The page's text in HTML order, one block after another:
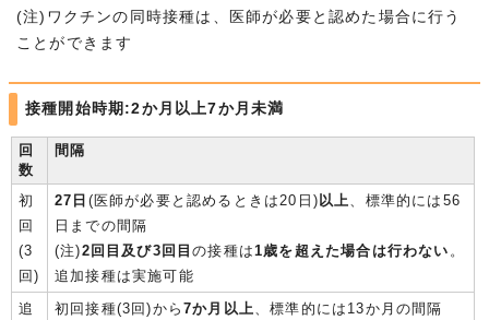
(注)ワクチンの同時接種は、医師が必要と認めた場合に行う
ことができます
接種開始時期:2か月以上7か月未満
回
数
間隔
初
回
(3
回)
27日 (医師が必要と認めるときは20日)以上、標準的には56
日までの間隔
(注)2回目及び3回目の接種は1歳を超えた場合は行わない 。
追加接種は実施可能
追
初回接種(3回)から 7か月以上、標準的には13か月の間隔